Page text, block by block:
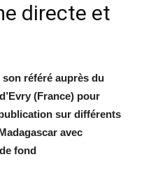
directe et
référé auprès du
(France) pour
sur différents
avec
fond